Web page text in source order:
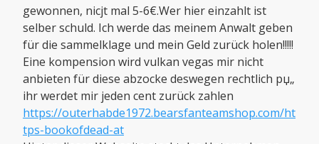
gewonnen, nicjt mal 5-6€.Wer hier einzahlt ist
selber schuld. Ich werde das meinem Anwalt geben
für die sammelklage und mein Geld zurück holen!!!!!
Eine kompension wird vulkan vegas mir nicht
anbieten für diese abzocke deswegen rechtlich рџ„
ihr werdet mir jeden cent zurück zahlen
https://outerhabde1972.bearsfanteamshop.com/ht
tps-bookofdead-at